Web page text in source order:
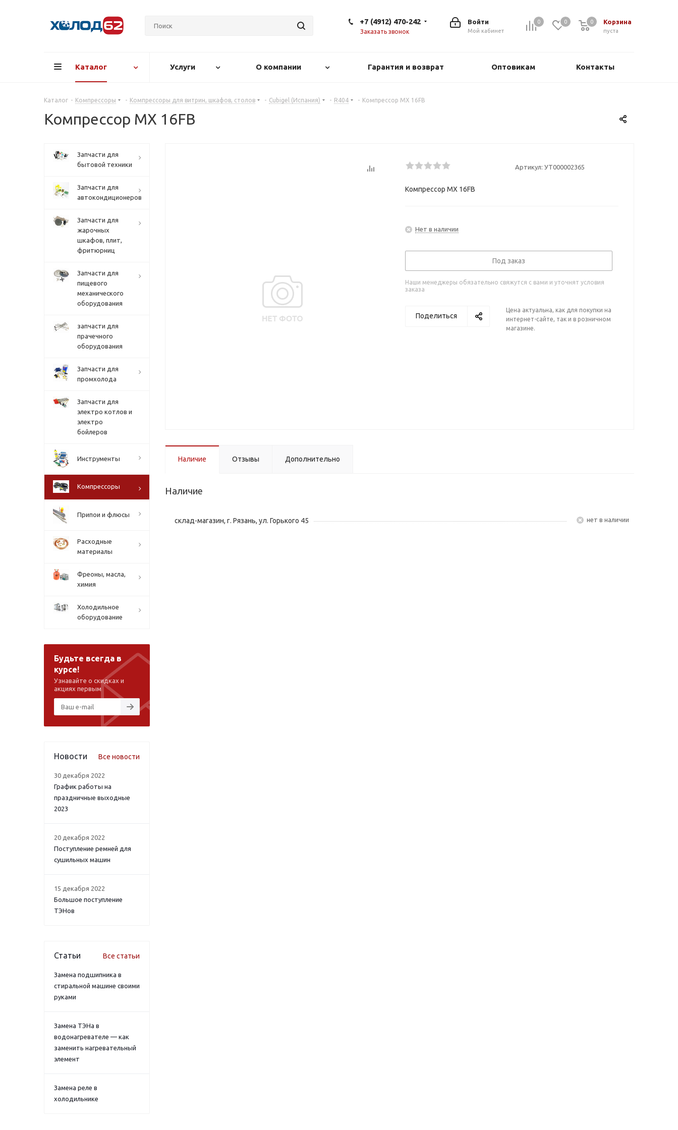
0 0 Корзина
0
пуста
0
Войти
Мой кабинет
+7 (4912) 470-242
Заказать звонок
Каталог Услуги О компании Гарантия и возврат Оптовикам Контакты
Каталог - Компрессоры - Компрессоры для витрин, шкафов, столов - Cubigel (Испания) - R404 - Компрессор MХ 16FB
Компрессор MХ 16FB
Артикул: УТ000002365
Компрессор MХ 16FB
Нет в наличии
Под заказ
Наши менеджеры обязательно свяжутся с вами и уточнят условия
заказа
Поделиться
Цена актуальна, как для покупки на
интернет-сайте, так и в розничном
магазине.
Наличие Отзывы Дополнительно
Наличие
склад-магазин, г. Рязань, ул. Горького 45 Нет в наличии
Запчасти для
бытовой техники
Запчасти для
автокондиционеров
Запчасти для
жарочных
шкафов, плит,
фритюрниц
Запчасти для
пищевого
механического
оборудования
запчасти для
прачечного
оборудования
Запчасти для
промхолода
Запчасти для
электро котлов и
электро
бойлеров
Инструменты
Компрессоры
Припои и флюсы
Расходные
материалы
Фреоны, масла,
химия
Холодильное
оборудование
Будьте всегда в
курсе!
Узнавайте о скидках и
акциях первым
Новости Все новости
30 декабря 2022
График работы на
праздничные выходные
2023
20 декабря 2022
Поступление ремней для
сушильных машин
15 декабря 2022
Большое поступление
ТЭНов
Статьи Все статьи
Замена подшипника в
стиральной машине своими
руками
Замена ТЭНа в
водонагревателе — как
заменить нагревательный
элемент
Замена реле в
холодильнике